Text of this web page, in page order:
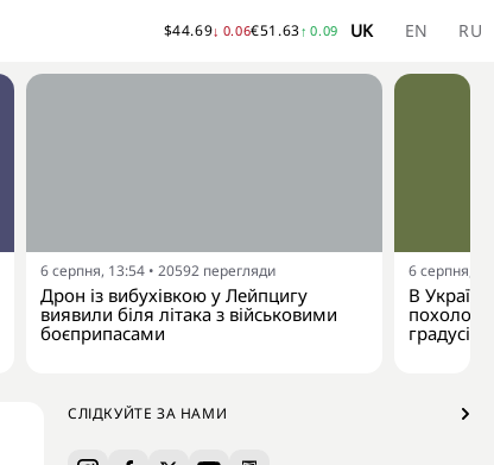
$44.69↓ 0.06€51.63↑ 0.09 UK EN RU
6 серпня, 13:54 • 20592 перегляди
Дрон із вибухівкою у Лейпцигу
виявили біля літака з військовими
боєприпасами
6 серпня,
В
градусів
СЛІДКУЙТЕ ЗА НАМИ